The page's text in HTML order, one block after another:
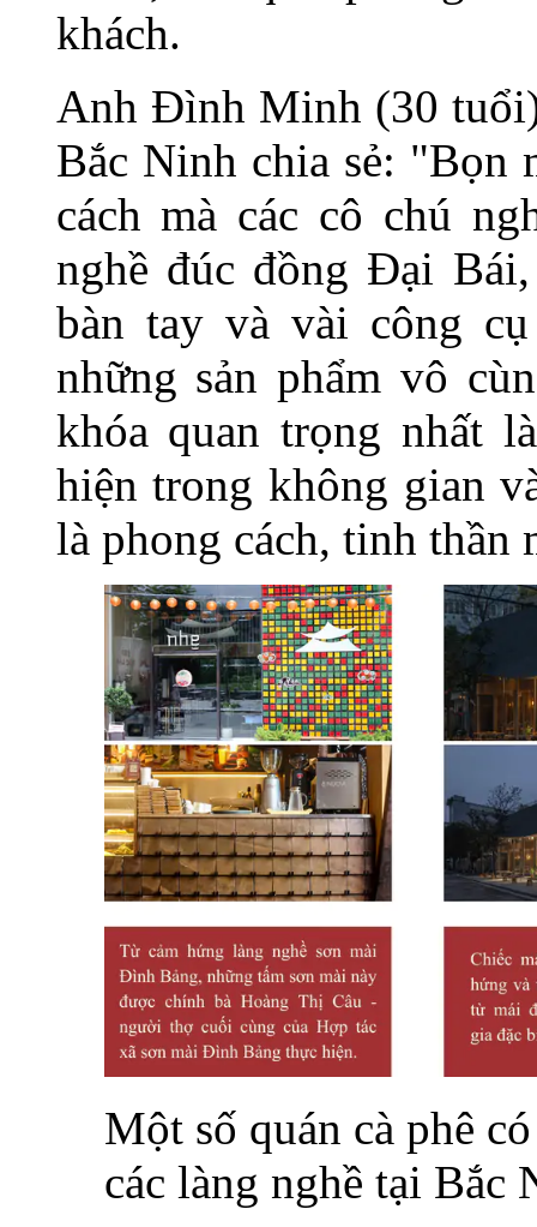
khách.
Anh Đình Minh (30
Bắc Ninh chia sẻ: "Bọn
cách mà các cô chú
nghề đúc đồng Đại
bàn tay và vài công
những sản phẩm vô
khóa quan trọng nhất
hiện trong không gian
là phong cách, tinh thần
Một số quán cà phê
các làng nghề tại Bắc